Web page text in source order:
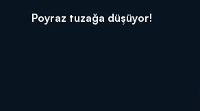
Poyraz tuzağa düşüyor!